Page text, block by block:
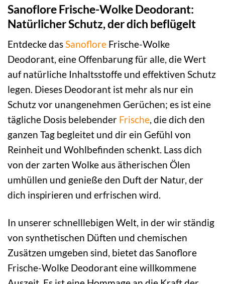
Sanoflore Frische-Wolke Deodorant:
Natürlicher Schutz, der dich beflügelt
Entdecke dasSanoflore Frische-Wolke
Deodorant, eine Offenbarung für alle, die Wert
auf natürliche Inhaltsstoffe und effektiven Schutz
legen. Dieses Deodorant ist mehr als nur ein
Schutz vor unangenehmen Gerüchen; es ist eine
tägliche Dosis belebender Frische, die dich den
ganzen Tag begleitet und dir ein Gefühl von
Reinheit und Wohlbefinden schenkt. Lass dich
von der zarten Wolke aus ätherischen Ölen
umhüllen und genieße den Duft der Natur, der
dich inspirieren und erfrischen wird.
In unserer schnelllebigen Welt, in der wir ständig
von synthetischen Düften und chemischen
Zusätzen umgeben sind, bietet das Sanoflore
Frische-Wolke Deodorant eine willkommene